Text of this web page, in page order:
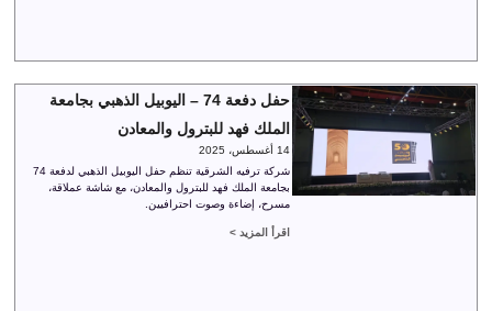
حفل دفعة 74 – اليوبيل الذهبي بجامعة
الملك فهد للبترول والمعادن
14 أغسطس، 2025
شركة ترفيه الشرقية تنظم حفل اليوبيل الذهبي لدفعة 74
بجامعة الملك فهد للبترول والمعادن، مع شاشة عملاقة،
مسرح، إضاءة وصوت احترافيين.
اقرأ المزيد >